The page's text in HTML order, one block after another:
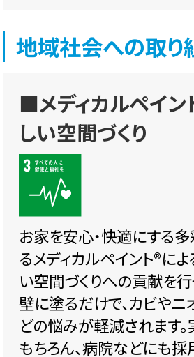
地域社会への取り
■メディカルペイン
しい空間づくり
お家を安心・快適にする
るメディカルペイント®️によ
い空間づくりへの貢献を行
壁に塗るだけで、カビやニ
どの悩みが軽減されます
もちろん、病院などにも